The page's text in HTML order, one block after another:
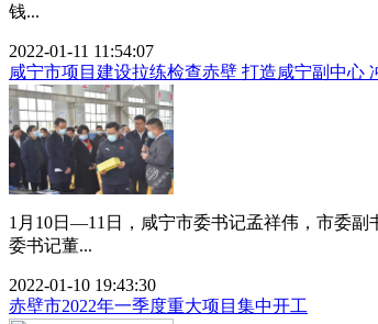
钱...
2022-01-11 11:54:07
咸宁市项目建设拉练检查赤壁 打造咸宁副中心
1月10日—11日，咸宁市委书记孟祥伟，市委副
委书记董...
2022-01-10 19:43:30
赤壁市2022年一季度重大项目集中开工